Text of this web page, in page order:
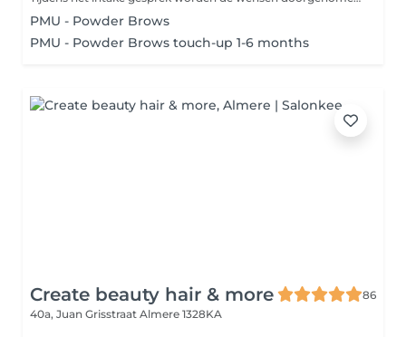
PMU - Powder Brows
PMU - Powder Brows touch-up 1-6 months
Create beauty hair & more
86
40a, Juan Grisstraat Almere 1328KA